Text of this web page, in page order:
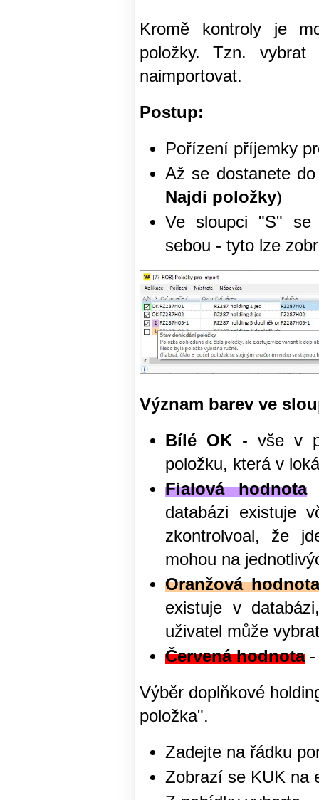
Kromě kontroly je
položky. Tzn.
naimportovat.
Postup:
Pořízení příjemky
Až se dostanete
Najdi položky)
Ve sloupci "S" se
sebou - tyto lze
Význam barev ve
Bílé OK- vše v
položku, která v
Fialová hodnota-
databázi existuje
zkontrolvoal, že
mohou na
Oranžová
existuje v
uživatel může
Červená hodnota-
Výběr doplňkové
položka".
Zadejte na řádku
Zobrazí se KUK na